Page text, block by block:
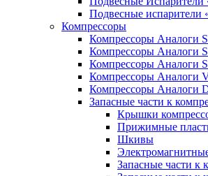
Подвесные испарители
Компрессоры
Компрессоры Аналоги
Компрессоры Аналоги
Компрессоры Аналоги
Компрессоры Аналоги
Компрессоры Аналоги
Запасные части к
Крышки
Прижимные
Шкивы
Запасные части к